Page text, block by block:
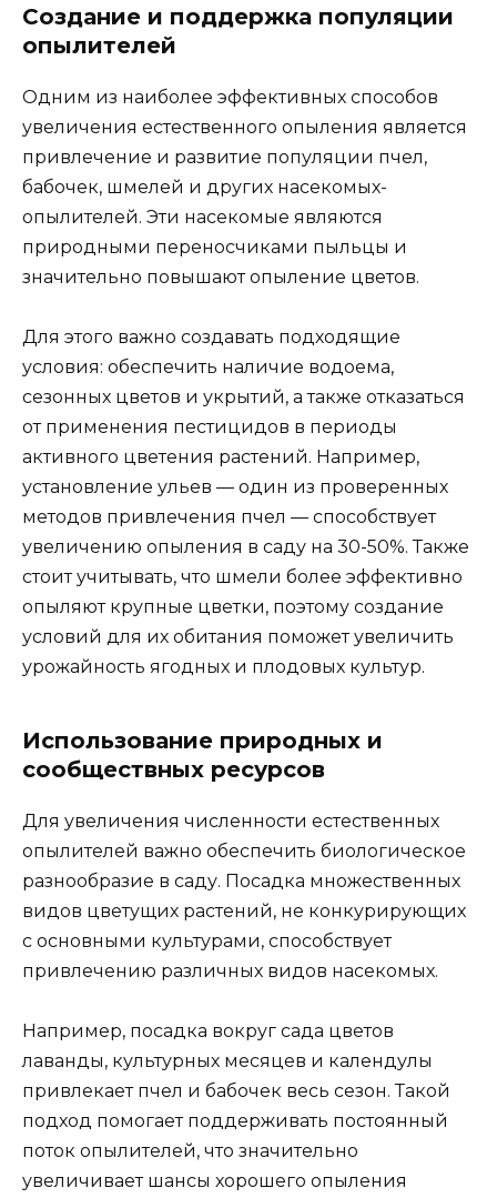
Создание и поддержка популяции
опылителей
Одним из наиболее эффективных способов
увеличения естественного опыления является
привлечение и развитие популяции пчел,
бабочек, шмелей и других насекомых-
опылителей. Эти насекомые являются
природными переносчиками пыльцы и
значительно повышают опыление цветов.
Для этого важно создавать подходящие
условия: обеспечить наличие водоема,
сезонных цветов и укрытий, а также отказаться
от применения пестицидов в периоды
активного цветения растений. Например,
установление ульев — один из проверенных
методов привлечения пчел — способствует
увеличению опыления в саду на 30-50%. Также
стоит учитывать, что шмели более эффективно
опыляют крупные цветки, поэтому создание
условий для их обитания поможет увеличить
урожайность ягодных и плодовых культур.
Использование природных и
сообществных ресурсов
Для увеличения численности естественных
опылителей важно обеспечить биологическое
разнообразие в саду. Посадка множественных
видов цветущих растений, не конкурирующих
с основными культурами, способствует
привлечению различных видов насекомых.
Например, посадка вокруг сада цветов
лаванды, культурных месяцев и календулы
привлекает пчел и бабочек весь сезон. Такой
подход помогает поддерживать постоянный
поток опылителей, что значительно
увеличивает шансы хорошего опыления